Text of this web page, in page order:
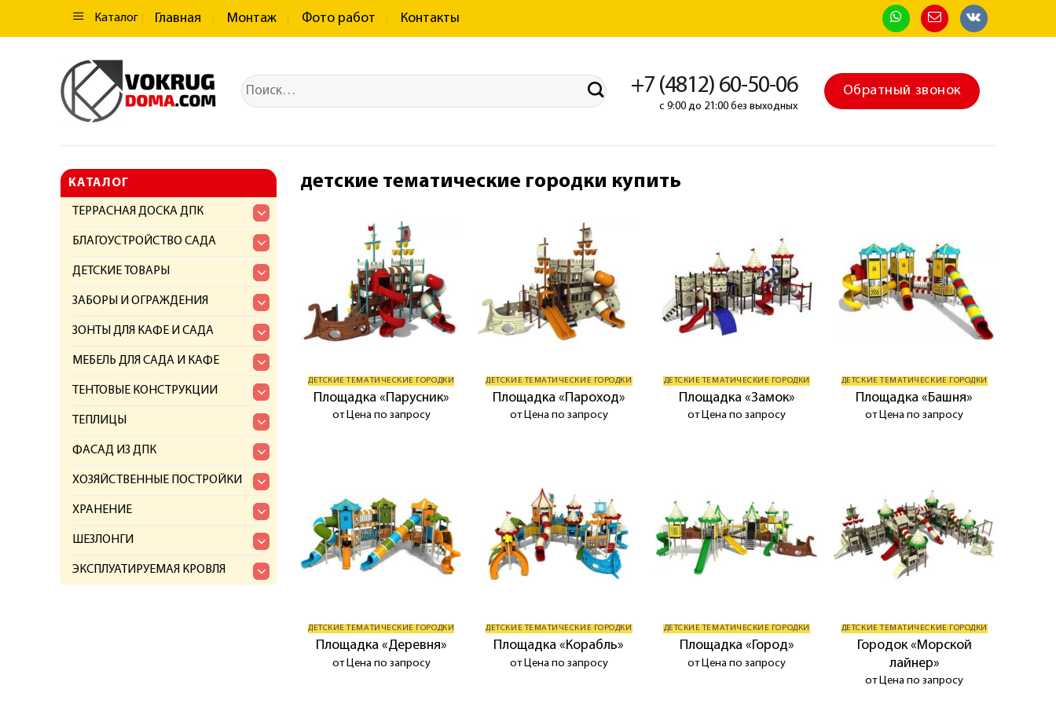
Каталог Главная Монтаж Фото работ Контакты
+7 (4812) 60-50-06
с 9:00 до 21:00 без выходных
Обратный звонок
КАТАЛОГ
ТЕРРАСНАЯ ДОСКА ДПК
БЛАГОУСТРОЙСТВО САДА
ДЕТСКИЕ ТОВАРЫ
ЗАБОРЫ И ОГРАЖДЕНИЯ
ЗОНТЫ ДЛЯ КАФЕ И САДА
МЕБЕЛЬ ДЛЯ САДА И КАФЕ
ТЕНТОВЫЕ КОНСТРУКЦИИ
ТЕПЛИЦЫ
ФАСАД ИЗ ДПК
ХОЗЯЙСТВЕННЫЕ ПОСТРОЙКИ
ХРАНЕНИЕ
ШЕЗЛОНГИ
ЭКСПЛУАТИРУЕМАЯ КРОВЛЯ
детские тематические городки купить
ДЕТСКИЕ ТЕМАТИЧЕСКИЕ ГОРОДКИ
Площадка «Парусник»
от Цена по запросу
ДЕТСКИЕ ТЕМАТИЧЕСКИЕ ГОРОДКИ
Площадка «Пароход»
от Цена по запросу
ДЕТСКИЕ ТЕМАТИЧЕСКИЕ ГОРОДКИ
Площадка «Замок»
от Цена по запросу
ДЕТСКИЕ ТЕМАТИЧЕСКИЕ ГОРОДКИ
Площадка «Башня»
от Цена по запросу
ДЕТСКИЕ ТЕМАТИЧЕСКИЕ ГОРОДКИ
Площадка «Деревня»
от Цена по запросу
ДЕТСКИЕ ТЕМАТИЧЕСКИЕ ГОРОДКИ
Площадка «Корабль»
от Цена по запросу
ДЕТСКИЕ ТЕМАТИЧЕСКИЕ ГОРОДКИ
Площадка «Город»
от Цена по запросу
ДЕТСКИЕ ТЕМАТИЧЕСКИЕ ГОРОДКИ
Городок «Морской
лайнер»
от Цена по запросу